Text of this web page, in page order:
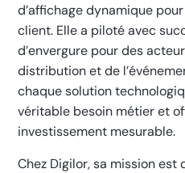
d’affichage dynamique
client. Elle a piloté avec
d’envergure pour des
distribution et de
chaque solution
véritable besoin métier et
investissement mesurable.
Chez Digilor, sa mission est